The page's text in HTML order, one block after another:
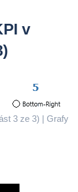
v
3 ze 3) | Grafy